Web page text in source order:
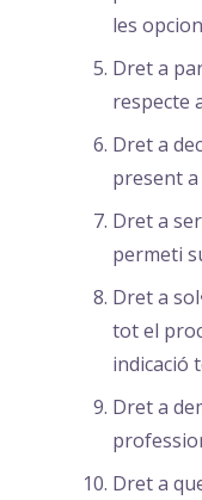
les
Dret a
respecte
Dret a
present a
Dret a
permeti
Dret a
tot el
indicació
Dret a
Dret a